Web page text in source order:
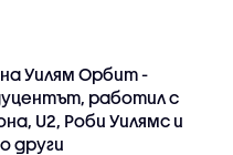
Уилям Орбит -
работил с
U2, Роби Уилямс и
други